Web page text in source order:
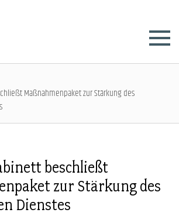
Maßnahmenpaket zur Stärkung des
beschließt
zur Stärkung des
Dienstes